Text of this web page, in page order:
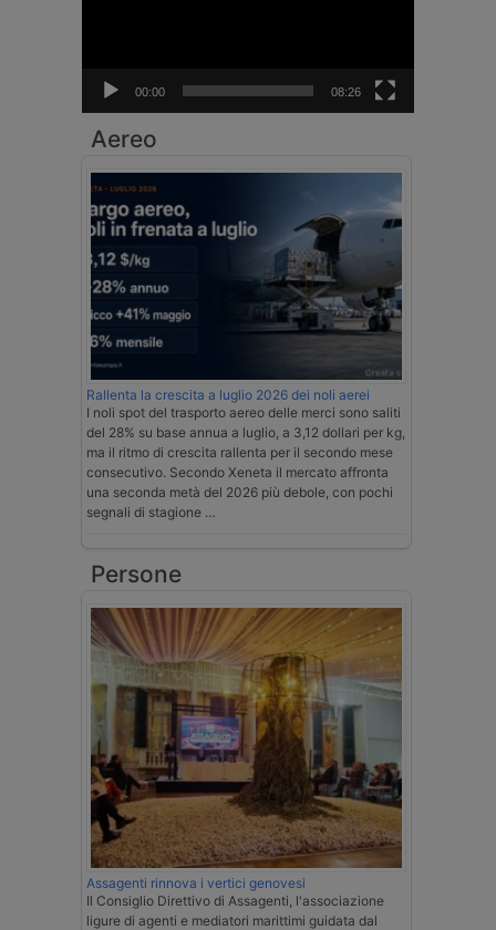
00:00 08:26
Aereo
Rallenta la crescita a luglio 2026 dei noli aerei
I noli spot del trasporto aereo delle merci sono saliti
del 28% su base annua a luglio, a 3,12 dollari per kg,
ma il ritmo di crescita rallenta per il secondo mese
consecutivo. Secondo Xeneta il mercato affronta
una seconda metà del 2026 più debole, con pochi
segnali di stagione …
Persone
Assagenti rinnova i vertici genovesi
Il Consiglio Direttivo di Assagenti, l'associazione
ligure di agenti e mediatori marittimi guidata dal